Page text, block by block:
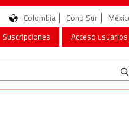
Colombia Cono Sur
Suscripciones
Acceso usuarios